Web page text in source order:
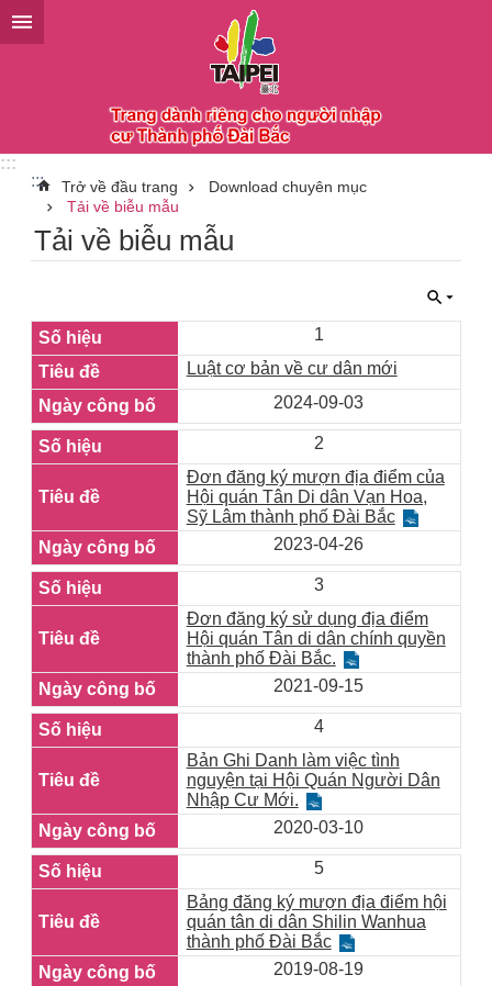
Chuyển đến khối nội dung chính
:::
:::
Trở về đầu trang
Download chuyên mục
Tải về biễu mẫu
Tải về biễu mẫu
1
Luật cơ bản về cư dân mới
2024-09-03
2
Đơn đăng ký mượn địa điểm của
Hội quán Tân Di dân Vạn Hoa,
Sỹ Lâm thành phố Đài Bắc
2023-04-26
3
Đơn đăng ký sử dụng địa điểm
Hội quán Tân di dân chính quyền
thành phố Đài Bắc.
2021-09-15
4
Bản Ghi Danh làm việc tình
nguyện tại Hội Quán Người Dân
Nhập Cư Mới.
2020-03-10
5
Bảng đăng ký mượn địa điểm hội
quán tân di dân Shilin Wanhua
thành phố Đài Bắc
2019-08-19